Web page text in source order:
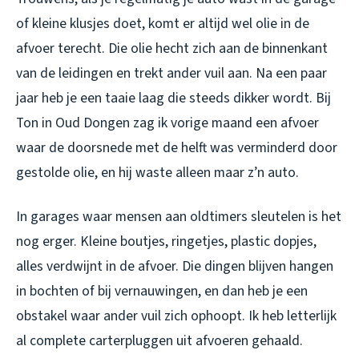
of kleine klusjes doet, komt er altijd wel olie in de
afvoer terecht. Die olie hecht zich aan de binnenkant
van de leidingen en trekt ander vuil aan. Na een paar
jaar heb je een taaie laag die steeds dikker wordt. Bij
Ton in Oud Dongen zag ik vorige maand een afvoer
waar de doorsnede met de helft was verminderd door
gestolde olie, en hij waste alleen maar z’n auto.
In garages waar mensen aan oldtimers sleutelen is het
nog erger. Kleine boutjes, ringetjes, plastic dopjes,
alles verdwijnt in de afvoer. Die dingen blijven hangen
in bochten of bij vernauwingen, en dan heb je een
obstakel waar ander vuil zich ophoopt. Ik heb letterlijk
al complete carterpluggen uit afvoeren gehaald.